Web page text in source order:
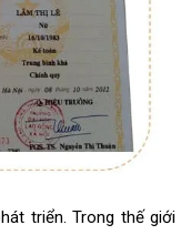
triển. Trong thế giới